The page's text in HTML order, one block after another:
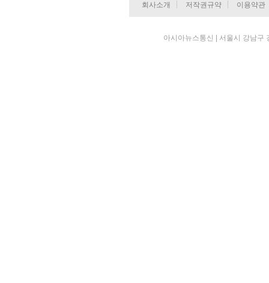
회사소개 저작권규약 이용약관
아시아뉴스통신 | 서울시 강남